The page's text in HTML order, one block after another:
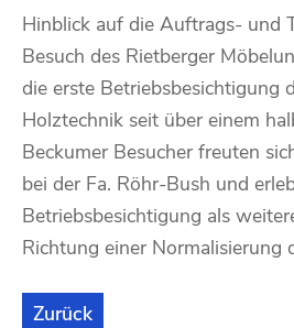
Hinblick auf die Auftrags- und
Besuch des Rietberger
die erste Betriebsbesichtigung
Holztechnik seit über einem
Beckumer Besucher freuten
bei der Fa. Röhr-Bush und
Betriebsbesichtigung als
Richtung einer Normalisierung
Zurück